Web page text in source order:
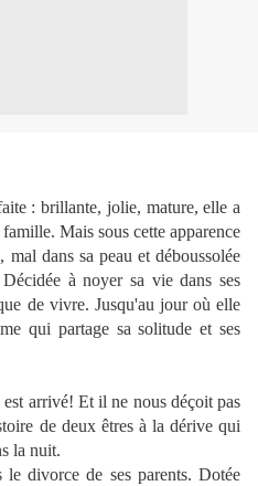
: brillante, jolie, mature, elle a
Mais sous cette apparence
dans sa peau et déboussolée
à noyer sa vie dans ses
de vivre. Jusqu'au jour où elle
qui partage sa solitude et ses
arrivé! Et il ne nous déçoit pas
de deux êtres à la dérive qui
la nuit.
le divorce de ses parents. Dotée